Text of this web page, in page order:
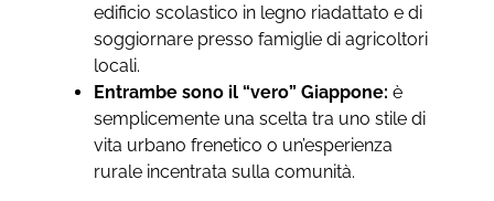
edificio scolastico in legno riadattato e di
soggiornare presso famiglie di agricoltori
locali.
Entrambe sono il “vero” Giappone: è
semplicemente una scelta tra uno stile di
vita urbano frenetico o un’esperienza
rurale incentrata sulla comunità.